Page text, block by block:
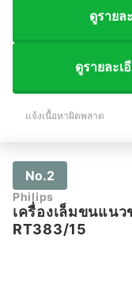
ดูรายล
ดูรายละเ
แจ้งเนื้อหาผิดพลาด
No.2
Philips
เครื่องเล็มขนแน
RT383/15